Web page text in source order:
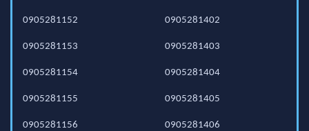
0905281152
0905281153
0905281154
0905281155
0905281156
0905281402
0905281403
0905281404
0905281405
0905281406